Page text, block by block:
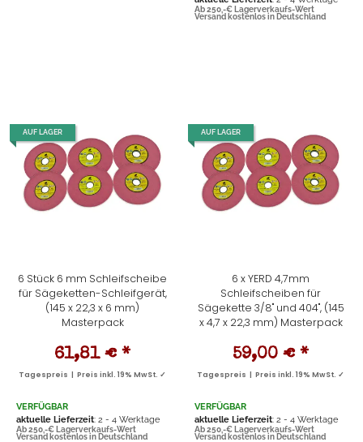
Ab 250,-€ Lagerverkaufs-Wert
Versand kostenlos in Deutschland
AUF LAGER
6 Stück 6 mm Schleifscheibe
für Sägeketten-Schleifgerät,
(145 x 22,3 x 6 mm)
Masterpack
61,81 € *
Tagespreis | Preis inkl. 19% MwSt. ✓
VERFÜGBAR
aktuelle Lieferzeit: 2 - 4 Werktage
Ab 250,-€ Lagerverkaufs-Wert
Versand kostenlos in Deutschland
AUF LAGER
6 x YERD 4,7mm
Schleifscheiben für
Sägekette 3/8" und 404", (145
x 4,7 x 22,3 mm) Masterpack
59,00 € *
Tagespreis | Preis inkl. 19% MwSt. ✓
VERFÜGBAR
aktuelle Lieferzeit: 2 - 4 Werktage
Ab 250,-€ Lagerverkaufs-Wert
Versand kostenlos in Deutschland